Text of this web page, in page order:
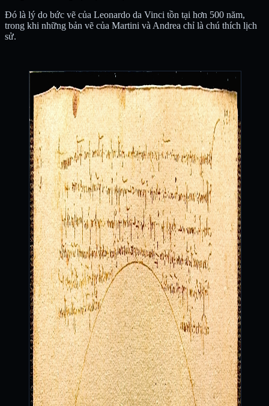
Đó là lý do bức vẽ của Leonardo da Vinci tồn tại hơn 500 năm,
trong khi những bản vẽ của Martini và Andrea chỉ là chú thích lịch
sử.